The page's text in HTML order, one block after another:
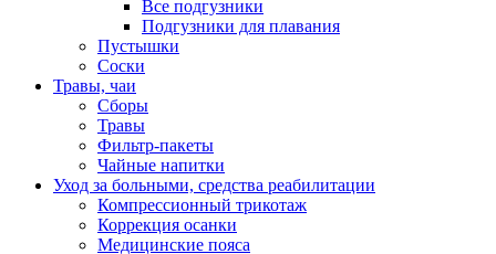
Все подгузники
Подгузники для плавания
Пустышки
Соски
Травы, чаи
Сборы
Травы
Фильтр-пакеты
Чайные напитки
Уход за больными, средства реабилитации
Компрессионный трикотаж
Коррекция осанки
Медицинские пояса